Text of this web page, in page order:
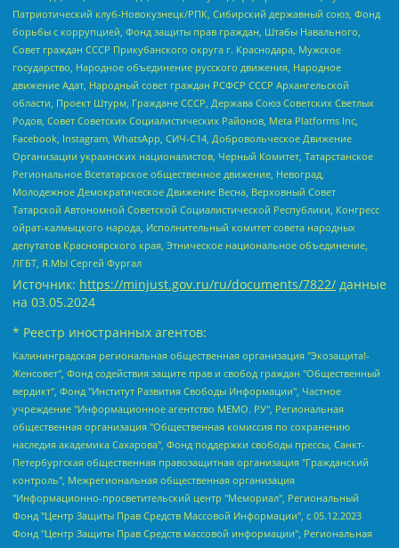
Патриотический клуб-Новокузнецк/РПК, Сибирский державный союз, Фонд
борьбы с коррупцией, Фонд защиты прав граждан, Штабы Навального,
Совет граждан СССР Прикубанского округа г. Краснодара, Мужское
государство, Народное объединение русского движения, Народное
движение Адат, Народный совет граждан РСФСР СССР Архангельской
области, Проект Штурм, Граждане СССР, Держава Союз Советских Светлых
Родов, Совет Советских Социалистических Районов, Meta Platforms Inc,
Facebook, Instagram, WhatsApp, СИЧ-С14, Добровольческое Движение
Организации украинских националистов, Черный Комитет, Татарстанское
Региональное Всетатарское общественное движение, Невоград,
Молодежное Демократическое Движение Весна, Верховный Совет
Татарской Автономной Советской Социалистической Республики, Конгресс
ойрат-калмыцкого народа, Исполнительный комитет совета народных
депутатов Красноярского края, Этническое национальное объединение,
ЛГБТ, Я.МЫ Сергей Фургал
Источник: https://minjust.gov.ru/ru/documents/7822/ данные
на 03.05.2024
* Реестр иностранных агентов:
Калининградская региональная общественная организация "Экозащита!-Женсовет", Фонд содействия защите прав и свобод граждан "Общественный вердикт", Фонд "Институт Развития Свободы Информации", Частное учреждение "Информационное агентство МЕМО. РУ", Региональная общественная организация "Общественная комиссия по сохранению наследия академика Сахарова", Фонд поддержки свободы прессы, Санкт-Петербургская общественная правозащитная организация "Гражданский контроль", Межрегиональная общественная организация "Информационно-просветительский центр "Мемориал", Региональный Фонд "Центр Защиты Прав Средств Массовой Информации", с 05.12.2023 Фонд "Центр Защиты Прав Средств массовой информации", Региональная общественная благотворительная организация помощи беженцам и мигрантам "Гражданское содействие", Негосударственное образовательное учреждение дополнительного профессионального образования (повышение квалификации) специалистов "АКАДЕМИЯ ПО ПРАВАМ ЧЕЛОВЕКА", Свердловская региональная общественная организация "Сутяжник", Автономная некоммерческая организация "Центр независимых социологических исследований", Союз общественных объединений "Российский исследовательский центр по правам человека", Региональное общественное учреждение научно-информационный центр "МЕМОРИАЛ", Некоммерческая организация "Фонд защиты гласности", Автономная некоммерческая организация "Институт прав человека", Городская общественная организация "Екатеринбургское общество "МЕМОРИАЛ", Городская общественная организация "Рязанское историко-просветительское и правозащитное общество "Мемориал" (Рязанский Мемориал), Челябинский региональный орган общественной самодеятельности – женское общественное объединение "Женщины Евразии", Челябинский региональный орган общественной самодеятельности "Уральская правозащитная группа", Фонд содействия защите здоровья и социальной справедливости имени Андрея Рылькова, Автономная Некоммерческая Организация "Аналитический Центр Юрия Левады", Автономная некоммерческая организация социальной поддержки населения "Проект Апрель", Региональная общественная организация помощи женщинам и детям, находящимся в кризисной ситуации "Информационно-методический центр "Анна", Фонд содействия развитию массовых коммуникаций и правовому просвещению "Так-так-Так", Фонд содействия устойчивому развитию "Серебряная тайга", Свердловский региональный общественный фонд социальных проектов "Новое время", "Idel.Реалии", Кавказ.Реалии, Крым.Реалии, Телеканал Настоящее Время, Татаро-башкирская служба Радио Свобода (Azatliq Radiosi), Радио Свободная Европа/Радио Свобода (PCE/PC), "Сибирь.Реалии", "Фактограф", Благотворительный фонд помощи осужденным и их семьям, Автономная некоммерческая организация "Институт глобализации и социальных движений", Фонд "В защиту прав заключенных", Частное учреждение "Центр поддержки и содействия развитию средств массовой информации", Пензенский региональный общественный благотворительный фонд "Гражданский союз", "Север.Реалии", Некоммерческая организация Фонд "Правовая инициатива", Общество с ограниченной ответственностью "Радио Свободная Европа/Радио Свобода", Чешское информационное агентство "MEDIUM-ORIENT", Красноярская региональная общественная организация "Мы против СПИДа", Камалягин Денис Николаевич, Маркелов Сергей Евгеньевич, Пономарев Лев Александрович, Савицкая Людмила Алексеевна, Автономная некоммерческая организация "Центр по работе с проблемой насилия "НАСИЛИЮ.НЕТ", Межрегиональный профессиональный союз работников здравоохранения "Альянс врачей", Юридическое лицо, зарегистрированное в Латвийской Республике, SIA "Medusa Project" (регистрационный номер 40103797863, дата регистрации 10.06.2014), Некоммерческая организация "Фонд по борьбе с коррупцией", Автономная некоммерческая организация "Институт права и публичной политики", Баданин Роман Сергеевич, Гликин Максим Александрович, Железнова Мария Михайловна, Лукьянова Юлия Сергеевна, Маетная Елизавета Витальевна, Маняхин Петр Борисович, Чуракова Ольга Владимировна, Ярош Юлия Петровна, Юридическое лицо "The Insider SIA", зарегистрированное в Риге, Латвийская Республика (дата регистрации 26.06.2015), являющееся администратором доменного имени интернет-издания "The Insider SIA", https://theins.ru, Постернак Алексей Евгеньевич, Рубин Михаил Аркадьевич, Анин Роман Александрович, Юридическое лицо Istories fonds, зарегистрированное в Латвийской Республике (регистрационный номер 50008295751, дата регистрации 24.02.2020), Великовский Дмитрий Александрович, Долинина Ирина Николаевна, Мароховская Алеся Алексеевна, Шлейнов Роман Юрьевич, Шмагун Олеся Валентиновна, Общество с ограниченной ответственностью "Альтаир 2021", Общество с ограниченной ответственностью "Вега 2021", Общество с ограниченной ответственностью "Главный редактор 2021", Общество с ограниченной ответственностью "Ромашки монолит", Важенков Артем Валерьевич, Ивановская областная общественная организация "Центр гендерных исследований", Гурман Юрий Альбертович, Медиапроект "ОВД-Инфо", Егоров Владимир Владимирович, Жилинский Владимир Александрович, Общество с ограниченной ответственностью "ЗП", Иванова София Юрьевна, Карезина Инна Павловна, Кильтау Екатерина Викторовна, Петров Алексей Викторович, Пискунов Сергей Евгеньевич, Смирнов Сергей Сергеевич, Тихонов Михаил Сергеевич, Общество с ограниченной ответственностью "ЖУРНАЛИСТ-ИНОСТРАННЫЙ АГЕНТ", Арапова Галина Юрьевна, Вольтская Татьяна Анатольевна, Американская компания "Mason G.E.S. Anonymous Foundation" (США), являющаяся владельцем интернет-издания https://mnews.world/, Компания "Stichting Bellingcat", зарегистрированная в Нидерландах (дата регистрации 11.07.2018), Захаров Андрей Вячеславович, Клепиковская Екатерина Дмитриевна, Общество с ограниченной ответственностью "МЕМО", Перл Роман Александрович, Симонов Евгений Алексеевич, Соловьева Елена Анатольевна, Сотников Даниил Владимирович, Сурначева Елизавета Дмитриевна, Автономная некоммерческая организация по защите прав человека и информированию населения "Якутия – Наше Мнение", Общество с ограниченной ответственностью "Москоу диджитал медиа", с 26.01.2023 Общество с ограниченной ответственностью "Чайка Белые сады", Ветошкина Валерия Валерьевна, Заговора Максим Александрович, Межрегиональное общественное движение "Российская ЛГБТ - сеть", Оленичев Максим Владимирович, Павлов Иван Юрьевич, Скворцова Елена Сергеевна, Общество с ограниченной ответственностью "Как бы инагент", Кочетков Игорь Викторович, Общество с ограниченной ответственностью "Честные выборы", Еланчик Олег Александрович, Общество с ограниченной ответственностью "Нобелевский призыв", Гималова Регина Эмилевна, Григорьев Андрей Валерьевич, Григорьева Алина Александровна, Ассоциация по содействию защите прав призывников, альтернативнослужащих и военнослужащих "Правозащитная группа "Гражданин.Армия.Право", Хисамова Регина Фаритовна, Автономная некоммерческая организация по реализации социально-правовых программ "Лилит", Дальневосточное общественное движение "Маяк", Санкт-Петербургская ЛГБТ-инициативная группа "Выход", Инициативная группа ЛГБТ+ "Реверс", Алексеев Андрей Викторович, Бекбулатова Таисия Львовна, Беляев Иван Михайлович, Владыкина Елена Сергеевна, Гельман Марат Александрович, Никульшина Вероника Юрьевна, Толоконникова Надежда Андреевна, Шендерович Виктор Анатольевич, Общество с ограниченной ответственностью "Данное сообщение", Общество с ограниченной ответственностью Издательский дом "Новая глава", Айнбиндер Александра Александровна, Московский комьюнити-центр для ЛГБТ+инициатив, Благотворительный фонд развития филантропии, Deutsche Welle (Германия, Kurt-Schumacher-Strasse 3, 53113 Bonn), Борзунова Мария Михайловна, Воробьев Виктор Викторович, Голубева Анна Львовна, Константинова Алла Михайловна, Малкова Ирина Владимировна, Мурадов Мурад Абдулгалимович, Осетинская Елизавета Николаевна, Понасенков Евгений Николаевич, Ганапольский Матвей Юрьевич, Киселев Евгений Алексеевич, Борухович Ирина Григорьевна, Дремин Иван Тимофеевич, Дубровский Дмитрий Викторович, Красноярская региональная общественная организация поддержки и развития альтернативных образовательных технологий и межкультурных коммуникаций "ИНТЕРРА", Маяковская Екатерина Алексеевна, Фейгин Марк Захарович, Филимонов Андрей Викторович, Дзугкоева Регина Николаевна, Доброхотов Роман Александрович, Дудь Юрий Александрович, Елкин Сергей Владимирович, Кругликов Кирилл Игоревич, Сабунаева Мария Леонидовна, Семенов Алексей Владимирович, Шаинян Карен Багратович, Шульман Екатерина Михайловна, Асафьев Артур Валерьевич, Вахштайн Виктор Семенович, Венедиктов Алексей Алексеевич, Лушникова Екатерина Евгеньевна, Волков Леонид Михайлович, Невзоров Александр Глебович, Пархоменко Сергей Борисович, Сироткин Ярослав Николаевич, Кара-Мурза Владимир Владимирович, Баранова Наталья Владимировна, Гозман Леонид Яковлевич, Кагарлицкий Борис Юльевич, Климарев Михаил Валерьевич, Милов Владимир Станиславович, Автономная некоммерческая организация Краснодарский центр современного искусства "Типография", Моргенштерн Алишер Тагирович, Соболь Любовь Эдуардовна, Общество с ограниченной ответственностью "ЛИЗА НОРМ", Каспаров Гарри Кимович, Ходорковский Михаил Борисович, Общество с ограниченной ответственностью "Апрельские тезисы", Данилович Ирина Брониславовна, Кашин Олег Владимирович, Петров Николай Владимирович, Пивоваров Алексей Владимирович, Соколов Михаил Владимирович, Цветкова Юлия Владимировна, Чичваркин Евгений Александрович, Комитет против пыток/Команда против пыток, Общество с ограниченной ответственностью "Первый научный", Общество с ограниченной ответственностью "Вертолет и ко", Белоцерковская Вероника Борисовна, Кац Максим Евгеньевич, Лазарева Татьяна Юрьевна, Шаведдинов Руслан Табризович, Яшин Илья Валерьевич, Общество с ограниченной ответственностью "Иноагент ААВ", Алешковский Дмитрий Петрович, Альбац Евгения Марковна, Быков Дмитрий Львович, Галямина Юлия Евгеньевна, Лойко Сергей Леонидович, Мартынов Кирилл Константинович, Медведев Сергей Александрович, Крашенинников Федор Геннадиевич, Гордеева Катерина Вл